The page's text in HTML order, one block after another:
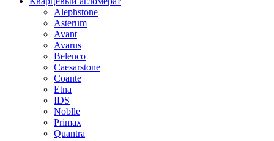
Alephstone
Asterum
Avant
Avarus
Belenco
Caesarstone
Coante
Etna
IDS
Noblle
Primax
Quantra